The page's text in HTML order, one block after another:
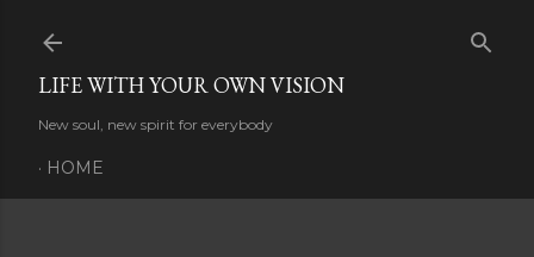
LIFE WITH YOUR OWN VISION
New soul, new spirit for everybody
HOME